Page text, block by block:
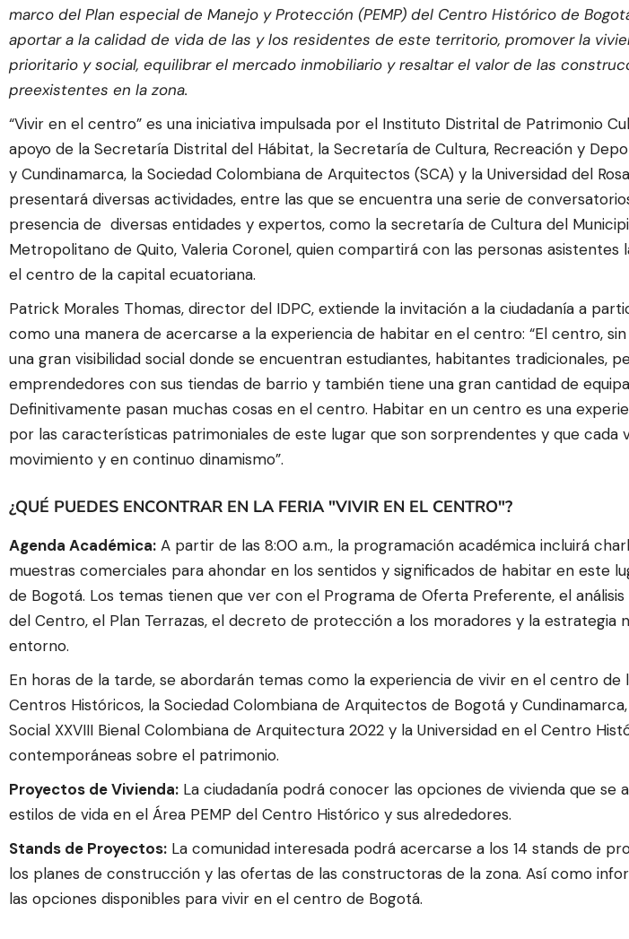
marco del Plan especial de Manejo y Protección (PEMP) del Centro Histórico de
aportar a la calidad de vida de las y los residentes de este territorio, promover la
prioritario y social, equilibrar el mercado inmobiliario y resaltar el valor de las
preexistentes en la zona.
“Vivir en el centro” es una iniciativa impulsada por el Instituto Distrital de Patrimonio
apoyo de la Secretaría Distrital del Hábitat, la Secretaría de Cultura, Recreación y
y Cundinamarca, la Sociedad Colombiana de Arquitectos (SCA) y la Universidad del
presentará diversas actividades, entre las que se encuentra una serie de
presencia de diversas entidades y expertos, como la secretaría de Cultura del
Metropolitano de Quito, Valeria Coronel, quien compartirá con las personas asistentes
el centro de la capital ecuatoriana.
Patrick Morales Thomas, director del IDPC, extiende la invitación a la ciudadanía a
como una manera de acercarse a la experiencia de habitar en el centro: “El centro, sin
una gran visibilidad social donde se encuentran estudiantes, habitantes tradicionales,
emprendedores con sus tiendas de barrio y también tiene una gran cantidad de
Definitivamente pasan muchas cosas en el centro. Habitar en un centro es una
por las características patrimoniales de este lugar que son sorprendentes y que cada
movimiento y en continuo dinamismo”.
¿QUÉ PUEDES ENCONTRAR EN LA FERIA "VIVIR EN EL CENTRO"?
Agenda Académica: A partir de las 8:00 a.m., la programación académica incluirá
muestras comerciales para ahondar en los sentidos y significados de habitar en este
de Bogotá. Los temas tienen que ver con el Programa de Oferta Preferente, el
del Centro, el Plan Terrazas, el decreto de protección a los moradores y la estrategia
entorno.
En horas de la tarde, se abordarán temas como la experiencia de vivir en el centro de
Centros Históricos, la Sociedad Colombiana de Arquitectos de Bogotá y
Social XXVIII Bienal Colombiana de Arquitectura 2022 y la Universidad en el Centro
contemporáneas sobre el patrimonio.
Proyectos de Vivienda: La ciudadanía podrá conocer las opciones de vivienda que se
estilos de vida en el Área PEMP del Centro Histórico y sus alrededores.
Stands de Proyectos: La comunidad interesada podrá acercarse a los 14 stands de
los planes de construcción y las ofertas de las constructoras de la zona. Así como
las opciones disponibles para vivir en el centro de Bogotá.